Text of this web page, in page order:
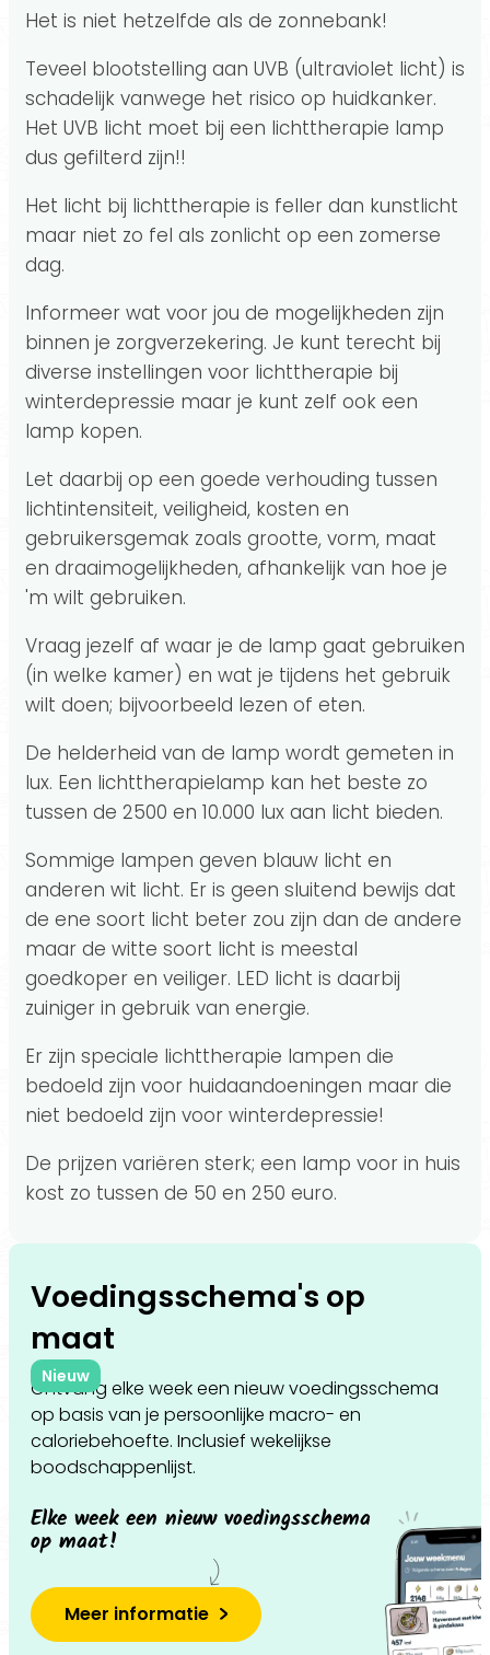
Het is niet hetzelfde als de zonnebank!
Teveel blootstelling aan UVB (ultraviolet licht) is
schadelijk vanwege het risico op huidkanker.
Het UVB licht moet bij een lichttherapie lamp
dus gefilterd zijn!!
Het licht bij lichttherapie is feller dan kunstlicht
maar niet zo fel als zonlicht op een zomerse
dag.
Informeer wat voor jou de mogelijkheden zijn
binnen je zorgverzekering. Je kunt terecht bij
diverse instellingen voor lichttherapie bij
winterdepressie maar je kunt zelf ook een
lamp kopen.
Let daarbij op een goede verhouding tussen
lichtintensiteit, veiligheid, kosten en
gebruikersgemak zoals grootte, vorm, maat
en draaimogelijkheden, afhankelijk van hoe je
'm wilt gebruiken.
Vraag jezelf af waar je de lamp gaat gebruiken
(in welke kamer) en wat je tijdens het gebruik
wilt doen; bijvoorbeeld lezen of eten.
De helderheid van de lamp wordt gemeten in
lux. Een lichttherapielamp kan het beste zo
tussen de 2500 en 10.000 lux aan licht bieden.
Sommige lampen geven blauw licht en
anderen wit licht. Er is geen sluitend bewijs dat
de ene soort licht beter zou zijn dan de andere
maar de witte soort licht is meestal
goedkoper en veiliger. LED licht is daarbij
zuiniger in gebruik van energie.
Er zijn speciale lichttherapie lampen die
bedoeld zijn voor huidaandoeningen maar die
niet bedoeld zijn voor winterdepressie!
De prijzen variëren sterk; een lamp voor in huis
kost zo tussen de 50 en 250 euro.
Voedingsschema's op
maat
Nieuw
Ontvang elke week een nieuw voedingsschema
op basis van je persoonlijke macro- en
caloriebehoefte. Inclusief wekelijkse
boodschappenlijst.
Elke week een nieuw voedingsschema
op maat!
Meer informatie